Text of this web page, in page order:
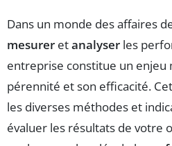
Dans un monde des affaires
mesurer etanalyser les
entreprise constitue un enjeu
pérennité et son efficacité.
les diverses méthodes et
évaluer les résultats de votre